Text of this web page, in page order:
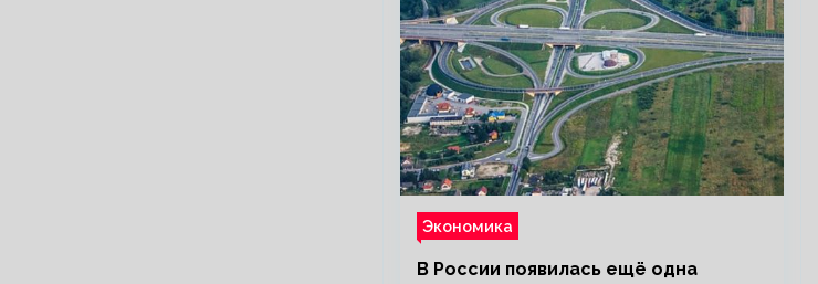
Экономика
В России появилась ещё одна